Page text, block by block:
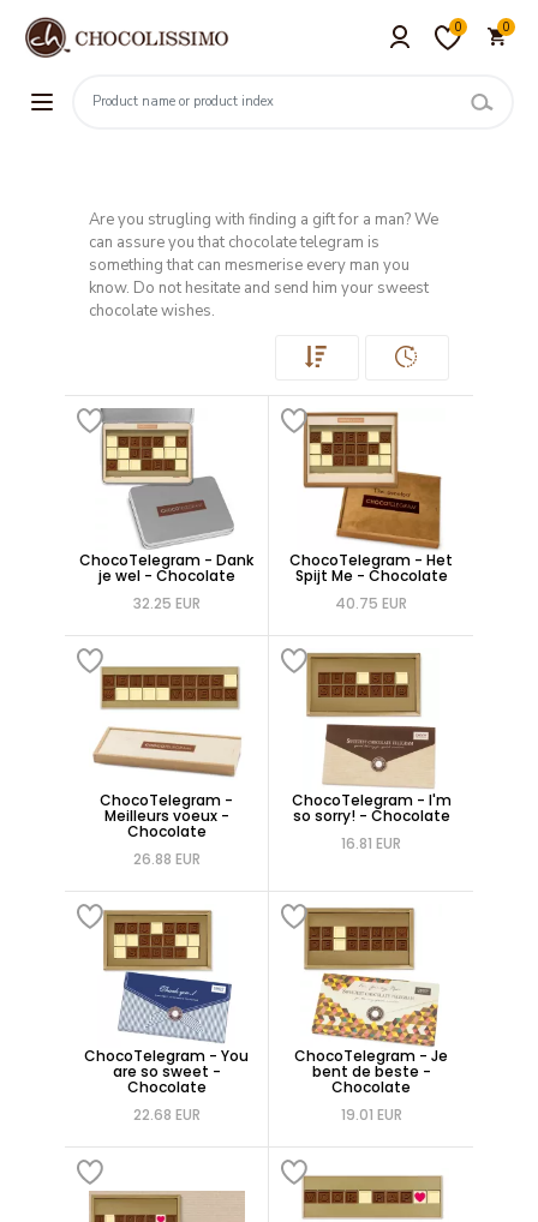
0 0
Are you strugling with finding a gift for a man? We
can assure you that chocolate telegram is
something that can mesmerise every man you
know. Do not hesitate and send him your sweest
chocolate wishes.
ChocoTelegram - Dank
je wel - Chocolate
32.25 EUR
ChocoTelegram - Het
Spijt Me - Chocolate
40.75 EUR
ChocoTelegram -
Meilleurs voeux -
Chocolate
26.88 EUR
ChocoTelegram - I'm
so sorry! - Chocolate
16.81 EUR
ChocoTelegram - You
are so sweet -
Chocolate
22.68 EUR
ChocoTelegram - Je
bent de beste -
Chocolate
19.01 EUR